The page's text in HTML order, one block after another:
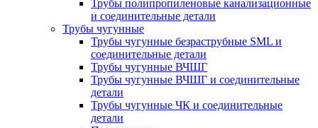
Трубы полипропиленовые канализационные
и соединительные детали
Трубы чугунные
Трубы чугунные безраструбные SML и
соединительные детали
Трубы чугунные ВЧШГ
Трубы чугунные ВЧШГ и соединительные
детали
Трубы чугунные ЧК и соединительные
детали